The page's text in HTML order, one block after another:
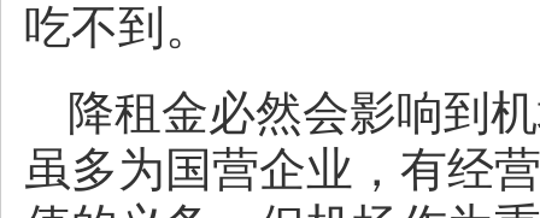
吃不到。
降租金必然会影响到
虽多为国营企业，有经